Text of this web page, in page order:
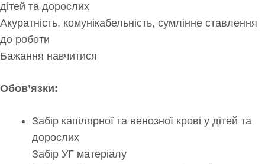
дітей та дорослих
Акуратність, комунікабельність, сумлінне ставлення
до роботи
Бажання навчитися
Обов’язки:
Забір капілярної та венозної крові у дітей та
дорослих
Забір УГ матеріалу